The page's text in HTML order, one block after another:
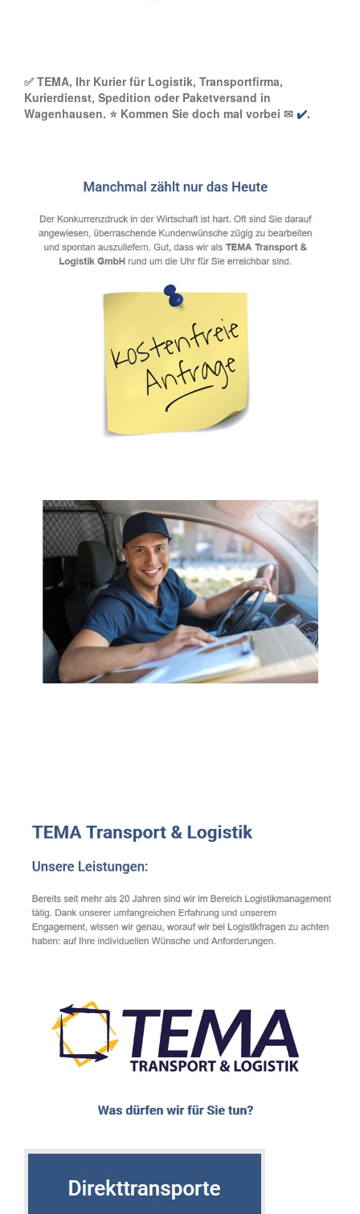
✅ TEMA, Ihr Kurier für Logistik, Transportfirma,
Kurierdienst, Spedition oder Paketversand in
Wagenhausen. ⭐ Kommen Sie doch mal vorbei ✉ ✔️.